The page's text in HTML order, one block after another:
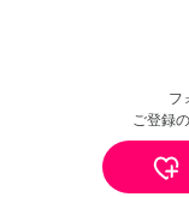
フ
ご登録